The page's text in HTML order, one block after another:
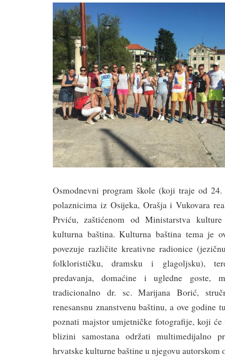
Osmodnevni program škole (koji traje od
polaznicima iz Osijeka, Orašja i Vukovara
Prviću, zaštićenom od Ministarstva
kulturna baština. Kulturna baština tema je
povezuje različite kreativne radionice
folklorističku, dramsku i glagoljsku),
predavanja, domaćine i ugledne goste,
tradicionalno dr. sc. Marijana Borić,
renesansnu znanstvenu baštinu, a ove godine
poznati majstor umjetničke fotografije, koji
blizini samostana održati multimedijalno
hrvatske kulturne baštine u njegovu autorskom